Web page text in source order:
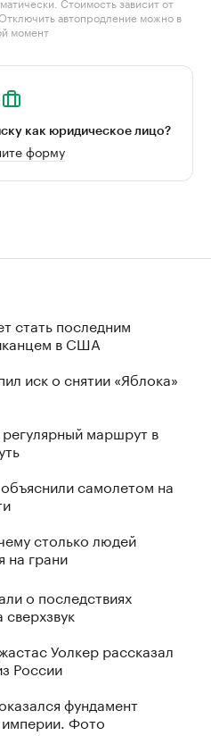
. Отключить автопродление можно в
момент
как юридическое лицо?
форму
стать последним
в США
иск о снятии «Яблока»
маршрут в
самолетом на
столько людей
на грани
о последствиях
Уолкер рассказал
России
фундамент
Фото